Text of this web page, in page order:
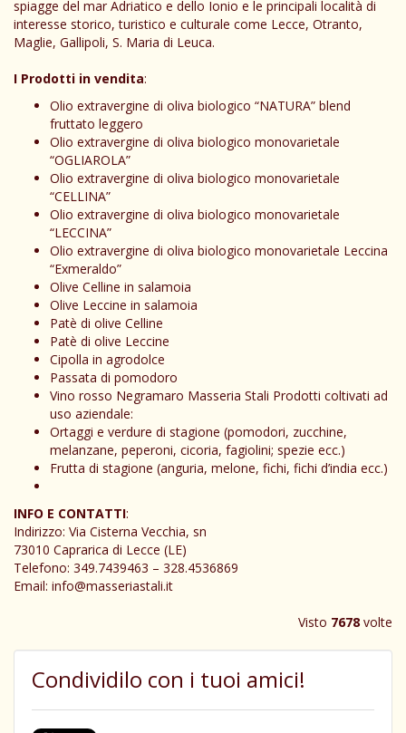
spiagge del mar Adriatico e dello Ionio e le principali località di
interesse storico, turistico e culturale come Lecce, Otranto,
Maglie, Gallipoli, S. Maria di Leuca.
I Prodotti in vendita:
Olio extravergine di oliva biologico “NATURA” blend
fruttato leggero
Olio extravergine di oliva biologico monovarietale
“OGLIAROLA”
Olio extravergine di oliva biologico monovarietale
“CELLINA”
Olio extravergine di oliva biologico monovarietale
“LECCINA”
Olio extravergine di oliva biologico monovarietale Leccina
“Exmeraldo”
Olive Celline in salamoia
Olive Leccine in salamoia
Patè di olive Celline
Patè di olive Leccine
Cipolla in agrodolce
Passata di pomodoro
Vino rosso Negramaro Masseria Stali Prodotti coltivati ad
uso aziendale:
Ortaggi e verdure di stagione (pomodori, zucchine,
melanzane, peperoni, cicoria, fagiolini; spezie ecc.)
Frutta di stagione (anguria, melone, fichi, fichi d’india ecc.)
INFO E CONTATTI:
Indirizzo: Via Cisterna Vecchia, sn
73010 Caprarica di Lecce (LE)
Telefono: 349.7439463 – 328.4536869
Email: info@masseriastali.it
Visto 7678 volte
Condividilo con i tuoi amici!